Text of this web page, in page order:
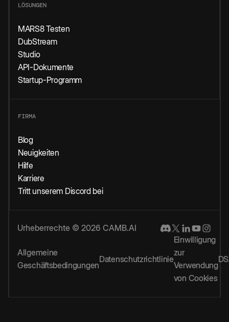
LÖSUNGEN
MARS8 Testen
DubStream
Studio
API-Dokumente
Startup-Programm
FIRMA
Blog
Neuigkeiten
Hilfe
Karriere
Tritt unserem Discord bei
Urheberrechte © 2026 CAMB.AI
Allgemeine
Geschäftsbedingungen
Datenschutzrichtlinie
Einwilligung
zur
Verwendung
von Cookies